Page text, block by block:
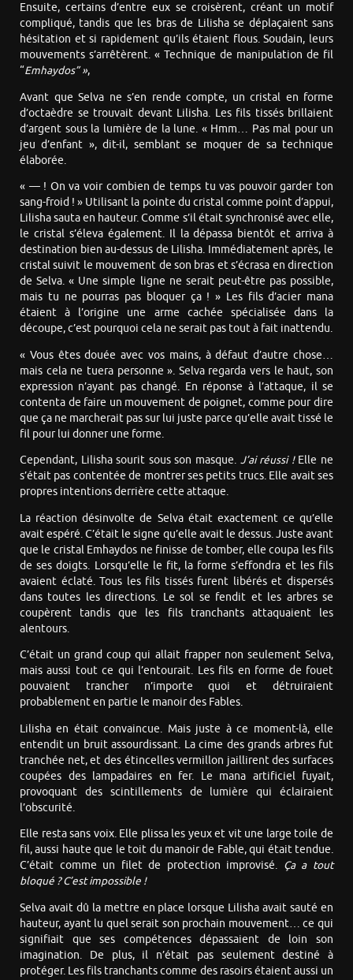
Ensuite, certains d’entre eux se croisèrent, créant un motif
compliqué, tandis que les bras de Lilisha se déplaçaient sans
hésitation et si rapidement qu’ils étaient flous. Soudain, leurs
mouvements s’arrêtèrent. « Technique de manipulation de fil
“Emhaydos” »,
Avant que Selva ne s’en rende compte, un cristal en forme
d’octaèdre se trouvait devant Lilisha. Les fils tissés brillaient
d’argent sous la lumière de la lune. « Hmm… Pas mal pour un
jeu d’enfant », dit-il, semblant se moquer de sa technique
élaborée.
« — ! On va voir combien de temps tu vas pouvoir garder ton
sang-froid ! » Utilisant la pointe du cristal comme point d’appui,
Lilisha sauta en hauteur. Comme s’il était synchronisé avec elle,
le cristal s’éleva également. Il la dépassa bientôt et arriva à
destination bien au-dessus de Lilisha. Immédiatement après, le
cristal suivit le mouvement de son bras et s’écrasa en direction
de Selva. « Une simple ligne ne serait peut-être pas possible,
mais tu ne pourras pas bloquer ça ! » Les fils d’acier mana
étaient à l’origine une arme cachée spécialisée dans la
découpe, c’est pourquoi cela ne serait pas tout à fait inattendu.
« Vous êtes douée avec vos mains, à défaut d’autre chose…
mais cela ne tuera personne ». Selva regarda vers le haut, son
expression n’ayant pas changé. En réponse à l’attaque, il se
contenta de faire un mouvement de poignet, comme pour dire
que ça ne marcherait pas sur lui juste parce qu’elle avait tissé le
fil pour lui donner une forme.
Cependant, Lilisha sourit sous son masque. J’ai réussi !Elle ne
s’était pas contentée de montrer ses petits trucs. Elle avait ses
propres intentions derrière cette attaque.
La réaction désinvolte de Selva était exactement ce qu’elle
avait espéré. C’était le signe qu’elle avait le dessus. Juste avant
que le cristal Emhaydos ne finisse de tomber, elle coupa les fils
de ses doigts. Lorsqu’elle le fit, la forme s’effondra et les fils
avaient éclaté. Tous les fils tissés furent libérés et dispersés
dans toutes les directions. Le sol se fendit et les arbres se
coupèrent tandis que les fils tranchants attaquaient les
alentours.
C’était un grand coup qui allait frapper non seulement Selva,
mais aussi tout ce qui l’entourait. Les fils en forme de fouet
pouvaient trancher n’importe quoi et détruiraient
probablement en partie le manoir des Fables.
Lilisha en était convaincue. Mais juste à ce moment-là, elle
entendit un bruit assourdissant. La cime des grands arbres fut
tranchée net, et des étincelles vermillon jaillirent des surfaces
coupées des lampadaires en fer. Le mana artificiel fuyait,
provoquant des scintillements de lumière qui éclairaient
l’obscurité.
Elle resta sans voix. Elle plissa les yeux et vit une large toile de
fil, aussi haute que le toit du manoir de Fable, qui était tendue.
C’était comme un filet de protection improvisé. Ça a tout
bloqué ? C’est impossible !
Selva avait dû la mettre en place lorsque Lilisha avait sauté en
hauteur, ayant lu quel serait son prochain mouvement… ce qui
signifiait que ses compétences dépassaient de loin son
imagination. De plus, il n’était pas seulement destiné à
protéger. Les fils tranchants comme des rasoirs étaient aussi un